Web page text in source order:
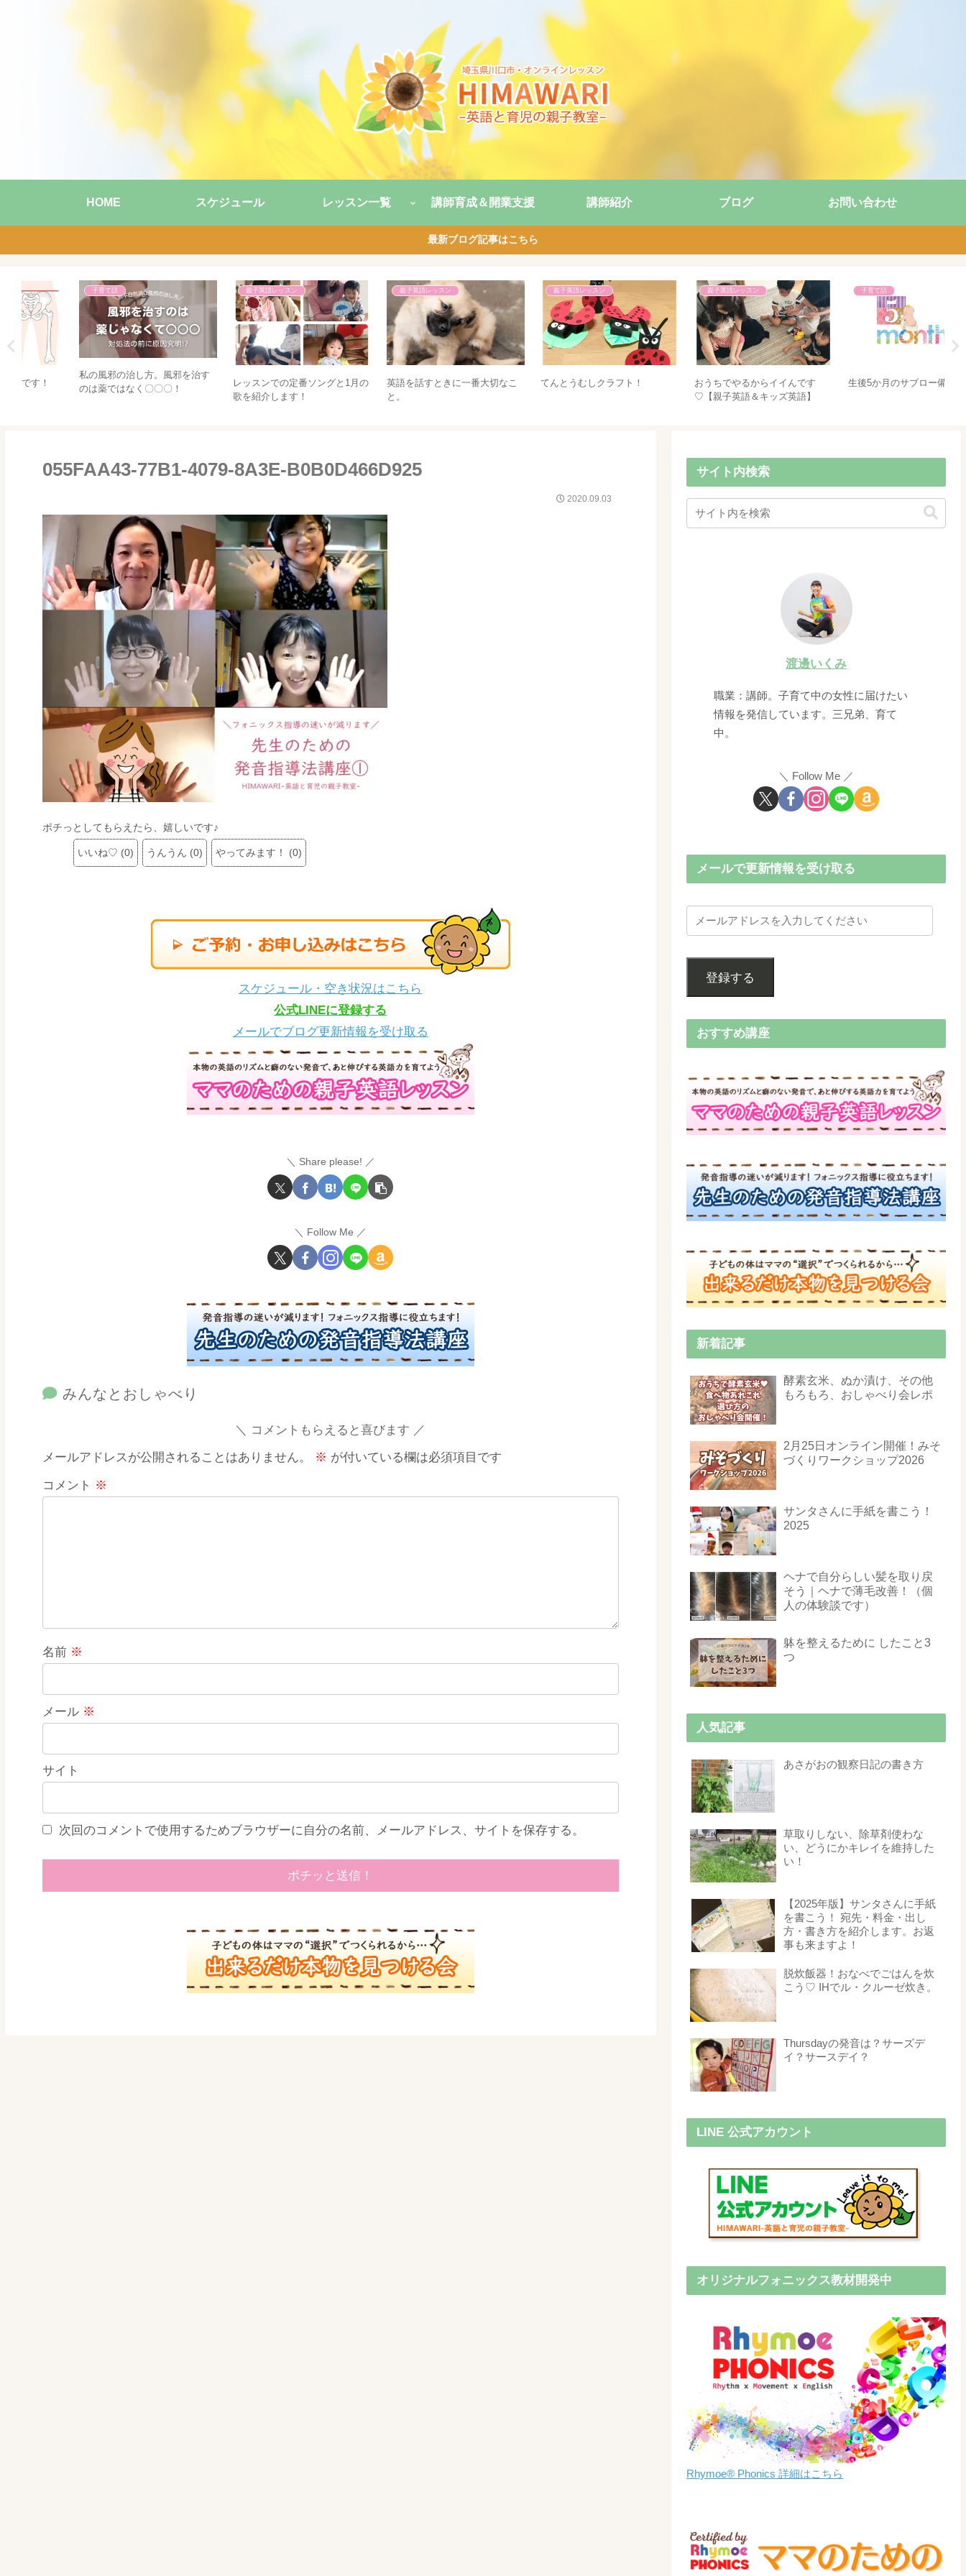
HOME スケジュール レッスン一覧 講師育成＆開業支援 講師紹介 ブログ お問い合わせ
最新ブログ記事はこちら
親子英語レッスン
てんとうむしクラフト！
親子英語レッスン
おうちでやるからイイんです
♡【親子英語＆キッズ英語】
子育て話
生後5か月のサブロー備忘録
1日に何度も「もしもしカメよ」
残2名様★土鍋で炊いたごはんde
ランチ会♪参加者募集！！
親子英語レッスン
ママの声がイチバン♡って思っ
てる？？！ネイティブだからOK
055FAA43-77B1-4079-8A3E-B0B0D466D925
2020.09.03
ポチっとしてもらえたら、嬉しいです♪
いいね♡ (0) うんうん (0) やってみます！ (0)
スケジュール・空き状況はこちら
公式LINEに登録する
メールでブログ更新情報を受け取る
Share please!
Follow Me
みんなとおしゃべり
コメントもらえると喜びます
メールアドレスが公開されることはありません。 ※ が付いている欄は必須項目です
コメント ※
名前 ※
メール ※
サイト
次回のコメントで使用するためブラウザーに自分の名前、メールアドレス、サイトを保存する。
サイト内検索
渡邊いくみ
職業：講師。子育て中の女性に届けたい
情報を発信しています。三兄弟、育て
中。
Follow Me
メールで更新情報を受け取る
登録する
おすすめ講座
新着記事
酵素玄米、ぬか漬け、その他
もろもろ、おしゃべり会レポ
2月25日オンライン開催！みそ
づくりワークショップ2026
サンタさんに手紙を書こう！
2025
ヘナで自分らしい髪を取り戻
そう｜ヘナで薄毛改善！（個
人の体験談です）
躰を整えるために したこと3
つ
人気記事
あさがおの観察日記の書き方
草取りしない、除草剤使わな
い、どうにかキレイを維持した
い！
【2025年版】サンタさんに手紙
を書こう！ 宛先・料金・出し
方・書き方を紹介します。お返
事も来ますよ！
脱炊飯器！おなべでごはんを炊
こう♡ IHでル・クルーゼ炊き。
Thursdayの発音は？サーズデ
イ？サースデイ？
LINE 公式アカウント
オリジナルフォニックス教材開発中
Rhymoe® Phonics 詳細はこちら